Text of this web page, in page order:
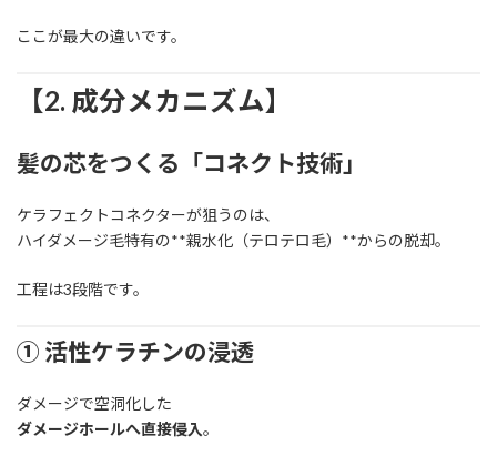
ここが最大の違いです。
【2. 成分メカニズム】
髪の芯をつくる「コネクト技術」
ケラフェクトコネクターが狙うのは、
ハイダメージ毛特有の**親水化（テロテロ毛）**からの脱却。
工程は3段階です。
① 活性ケラチンの浸透
ダメージで空洞化した
ダメージホールへ直接侵入。